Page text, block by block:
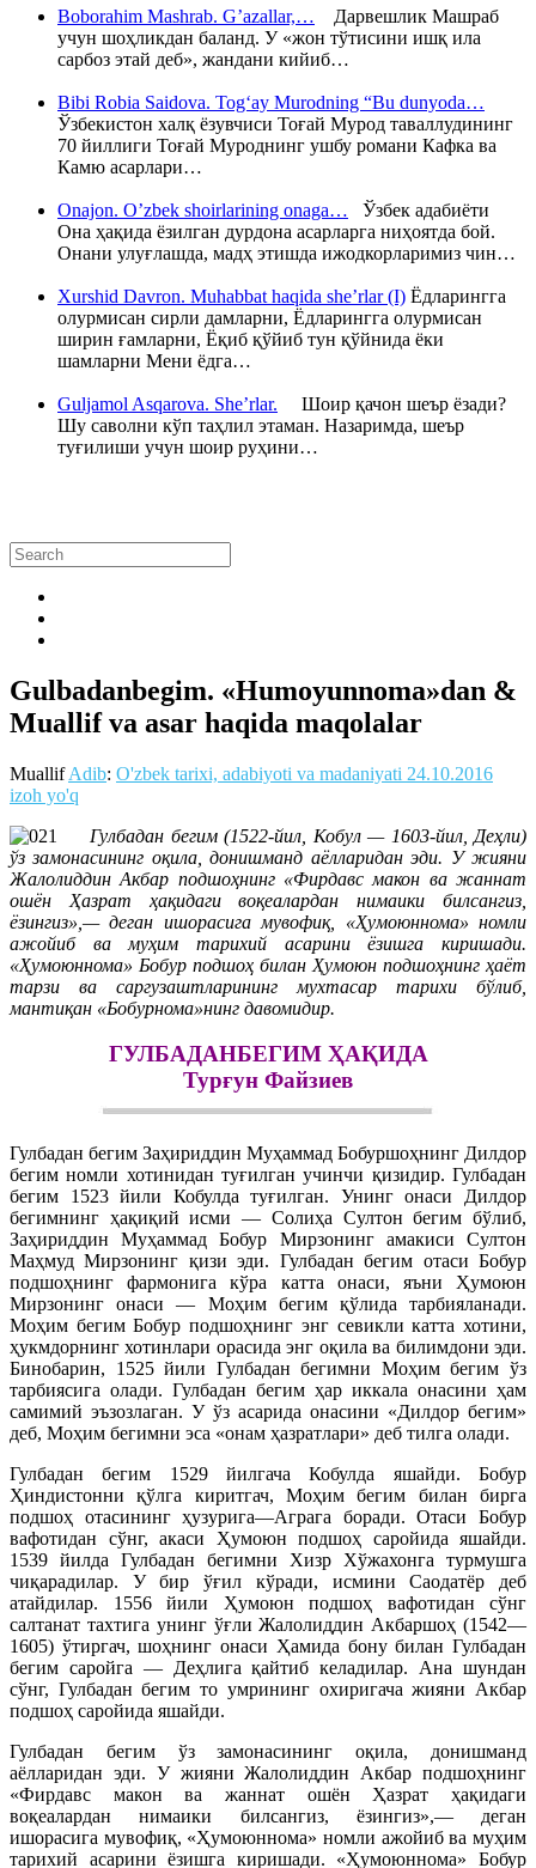
Boborahim Mashrab. G’azallar,… Дарвешлик Машраб
учун шоҳликдан баланд. У «жон тўтисини ишқ ила
сарбоз этай деб», жандани кийиб…
Bibi Robia Saidova. Tog‘ay Murodning “Bu dunyoda…
Ўзбекистон халқ ёзувчиси Тоғай Мурод таваллудининг
70 йиллиги Тоғай Муроднинг ушбу романи Кафка ва
Камю асарлари…
Onajon. O’zbek shoirlarining onaga… Ўзбек адабиёти
Она ҳақида ёзилган дурдона асарларга ниҳоятда бой.
Онани улуғлашда, мадҳ этишда ижодкорларимиз чин…
Xurshid Davron. Muhabbat haqida she’rlar (I) Ёдларингга
олурмисан сирли дамларни, Ёдларингга олурмисан
ширин ғамларни, Ёқиб қўйиб тун қўйнида ёки
шамларни Мени ёдга…
Guljamol Asqarova. She’rlar. Шоир қачон шеър ёзади?
Шу саволни кўп таҳлил этаман. Назаримда, шеър
туғилиши учун шоир руҳини…
Gulbadanbegim. «Humoyunnoma»dan &
Muallif va asar haqida maqolalar
MuallifAdib: O'zbek tarixi, adabiyoti va madaniyati 24.10.2016
izoh yo'q
Гулбадан бегим (1522-йил, Кобул — 1603-йил, Деҳли)
ўз замонасининг оқила, донишманд аёлларидан эди. У жияни
Жалолиддин Акбар подшоҳнинг «Фирдавс макон ва жаннат
ошён Ҳазрат ҳақидаги воқеалардан нимаики билсангиз,
ёзингиз»,— деган ишорасига мувофиқ, «Ҳумоюннома» номли
ажойиб ва муҳим тарихий асарини ёзишга киришади.
«Ҳумоюннома» Бобур подшоҳ билан Ҳумоюн подшоҳнинг ҳаёт
тарзи ва саргузаштларининг мухтасар тарихи бўлиб,
мантиқан «Бобурнома»нинг давомидир.
ГУЛБАДАНБЕГИМ ҲАҚИДА
Турғун Файзиев
Гулбадан бегим Заҳириддин Муҳаммад Бобуршоҳнинг Дилдор
бегим номли хотинидан туғилган учинчи қизидир. Гулбадан
бегим 1523 йили Кобулда туғилган. Унинг онаси Дилдор
бегимнинг ҳақиқий исми — Солиҳа Султон бегим бўлиб,
Заҳириддин Муҳаммад Бобур Мирзонинг амакиси Султон
Маҳмуд Мирзонинг қизи эди. Гулбадан бегим отаси Бобур
подшоҳнинг фармонига кўра катта онаси, яъни Ҳумоюн
Мирзонинг онаси — Моҳим бегим қўлида тарбияланади.
Моҳим бегим Бобур подшоҳнинг энг севикли катта хотини,
ҳукмдорнинг хотинлари орасида энг оқила ва билимдони эди.
Бинобарин, 1525 йили Гулбадан бегимни Моҳим бегим ўз
тарбиясига олади. Гулбадан бегим ҳар иккала онасини ҳам
самимий эъзозлаган. У ўз асарида онасини «Дилдор бегим»
деб, Моҳим бегимни эса «онам ҳазратлари» деб тилга олади.
Гулбадан бегим 1529 йилгача Кобулда яшайди. Бобур
Ҳиндистонни қўлга киритгач, Моҳим бегим билан бирга
подшоҳ отасининг ҳузурига—Аграга боради. Отаси Бобур
вафотидан сўнг, акаси Ҳумоюн подшоҳ саройида яшайди.
1539 йилда Гулбадан бегимни Хизр Хўжахонга турмушга
чиқарадилар. У бир ўғил кўради, исмини Саодатёр деб
атайдилар. 1556 йили Ҳумоюн подшоҳ вафотидан сўнг
салтанат тахтига унинг ўғли Жалолиддин Акбаршоҳ (1542—
1605) ўтиргач, шоҳнинг онаси Ҳамида бону билан Гулбадан
бегим саройга — Деҳлига қайтиб келадилар. Ана шундан
сўнг, Гулбадан бегим то умрининг охиригача жияни Акбар
подшоҳ саройида яшайди.
Гулбадан бегим ўз замонасининг оқила, донишманд
аёлларидан эди. У жияни Жалолиддин Акбар подшоҳнинг
«Фирдавс макон ва жаннат ошён Ҳазрат ҳақидаги
воқеалардан нимаики билсангиз, ёзингиз»,— деган
ишорасига мувофиқ, «Ҳумоюннома» номли ажойиб ва муҳим
тарихий асарини ёзишга киришади. «Ҳумоюннома» Бобур